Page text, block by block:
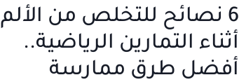
6 نصائح للتخلص من الألم
أثناء التمارين الرياضية..
أفضل طرق ممارسة